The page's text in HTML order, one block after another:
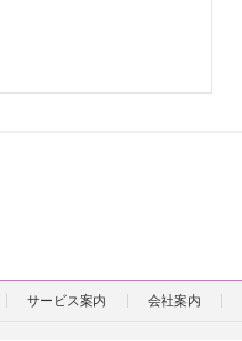
サービス案内 会社案内